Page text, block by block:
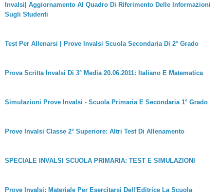
Invalsi| Aggiornamento Al Quadro Di Riferimento Delle Informazioni
Sugli Studenti
Test Per Allenarsi | Prove Invalsi Scuola Secondaria Di 2° Grado
Prova Scritta Invalsi Di 3° Media 20.06.2011: Italiano E Matematica
Simulazioni Prove Invalsi - Scuola Primaria E Secondaria 1° Grado
Prove Invalsi Classe 2° Superiore: Altri Test Di Allenamento
SPECIALE INVALSI SCUOLA PRIMARIA: TEST E SIMULAZIONI
Prove Invalsi: Materiale Per Esercitarsi Dell'Editrice La Scuola